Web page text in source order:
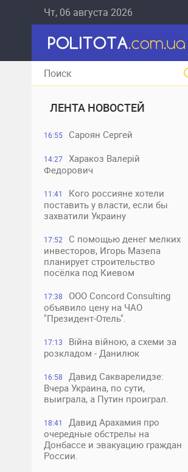
Чт, 06 августа 2026
ЛЕНТА НОВОСТЕЙ
16:55 Сароян Сергей
14:27
Харакоз Валерій
Федорович
11:41
Кого россияне хотели
поставить у власти, если бы
захватили Украину
17:52
С помощью денег мелких
инвесторов, Игорь Мазепа
планирует строительство
посёлка под Киевом
17:38
ООО Concord Consulting
объявило цену на ЧАО
"Президент-Отель".
17:13
Війна війною, а схеми за
розкладом - Данилюк
16:58
Давид Сакварелидзе:
Вчера Украина, по сути,
выиграла, а Путин проиграл.
18:41
Давид Арахамия про
очередные обстрелы на
Донбассе и эвакуацию граждан
России.